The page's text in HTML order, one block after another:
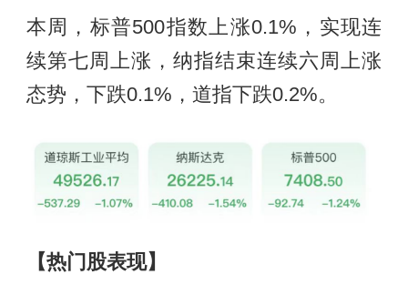
本周，标普500指数上涨0.1%，实现连
续第七周上涨，纳指结束连续六周上涨
态势，下跌0.1%，道指下跌0.2%。
【热门股表现】